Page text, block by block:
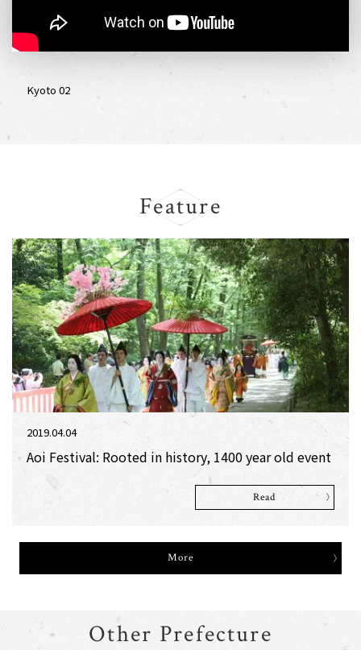
Kyoto 02
Feature
2019.04.04
Aoi Festival: Rooted in history, 1400 year old event
Read
More
Other Prefecture